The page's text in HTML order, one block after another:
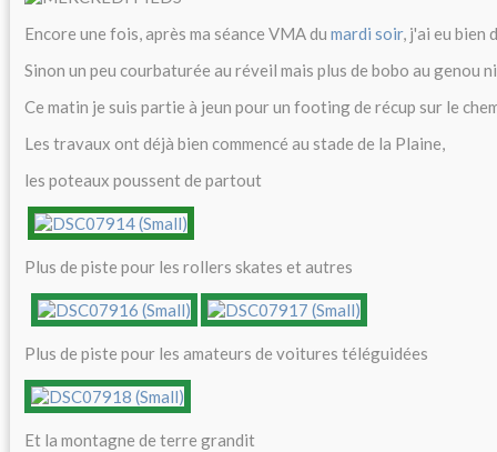
Encore une fois, après ma séance VMA du mardi soir, j'ai eu bien
Sinon un peu courbaturée au réveil mais plus de bobo au genou
Ce matin je suis partie à jeun pour un footing de récup sur le
Les travaux ont déjà bien commencé au stade de la Plaine,
les poteaux poussent de partout
Plus de piste pour les rollers skates et autres
Plus de piste pour les amateurs de voitures téléguidées
Et la montagne de terre grandit